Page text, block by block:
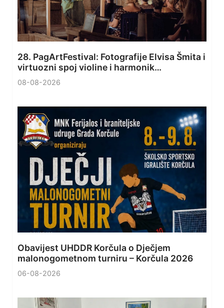
28. PagArtFestival: Fotografije Elvisa Šmita i
virtuozni spoj violine i harmonik…
08-08-2026
Obavijest UHDDR Korčula o Dječjem
malonogometnom turniru – Korčula 2026
06-08-2026